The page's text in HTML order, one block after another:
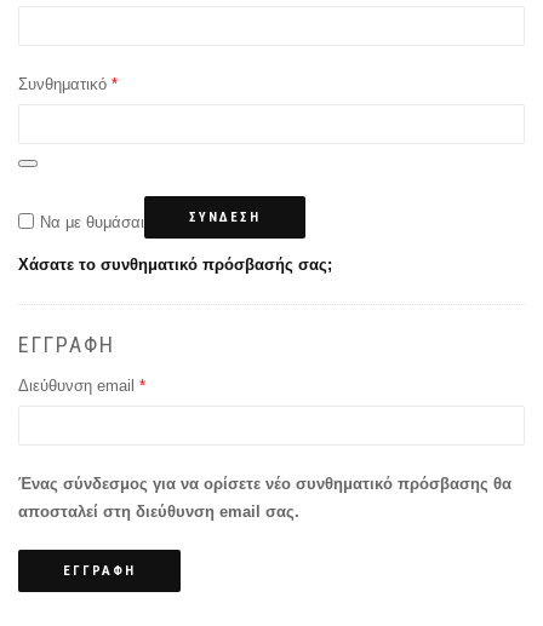
Συνθηματικό *Απαιτείται
Να με θυμάσαι ΣΎΝΔΕΣΗ
Χάσατε το συνθηματικό πρόσβασής σας;
ΕΓΓΡΑΦΉ
Διεύθυνση email *Απαιτείται
Ένας σύνδεσμος για να ορίσετε νέο συνθηματικό πρόσβασης θα
αποσταλεί στη διεύθυνση email σας.
ΕΓΓΡΑΦΉ